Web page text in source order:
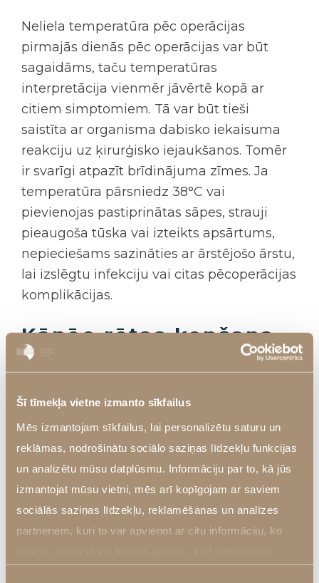
Šī tīmekļa vietne izmanto sīkfailus
Mēs izmantojam sīkfailus, lai personalizētu saturu un
reklāmas, nodrošinātu sociālo saziņas līdzekļu funkcijas
un analizētu mūsu datplūsmu. Informāciju par to, kā jūs
izmantojat mūsu vietni, mēs arī kopīgojam ar saviem
sociālās saziņas līdzekļu, reklamēšanas un analīzes
partneriem, kuri to var apvienot ar citu informāciju, ko
Neliela temperatūra pēc operācijas
pirmajās dienās pēc operācijas var būt
sagaidāms, taču temperatūras
interpretācija vienmēr jāvērtē kopā ar
citiem simptomiem. Tā var būt tieši
saistīta ar organisma dabisko iekaisuma
reakciju uz ķirurģisko iejaukšanos. Tomēr
ir svarīgi atpazīt brīdinājuma zīmes. Ja
temperatūra pārsniedz 38°C vai
pievienojas pastiprinātas sāpes, strauji
pieaugoša tūska vai izteikts apsārtums,
nepieciešams sazināties ar ārstējošo ārstu,
lai izslēgtu infekciju vai citas pēcoperācijas
komplikācijas.
Kāpēc rētas kopšana
pēc operācijas ir
rezultātam?
Rūpīgarētas kopšana pēc operācijasvar
palīdzēt uzlabot rētas izskatu un
samazināt pārmērīgas rētaudu veidošanās
risku. Ir svarīgi atcerēties, ka rētaudi pēc
operācijas nav statiski – tie turpina